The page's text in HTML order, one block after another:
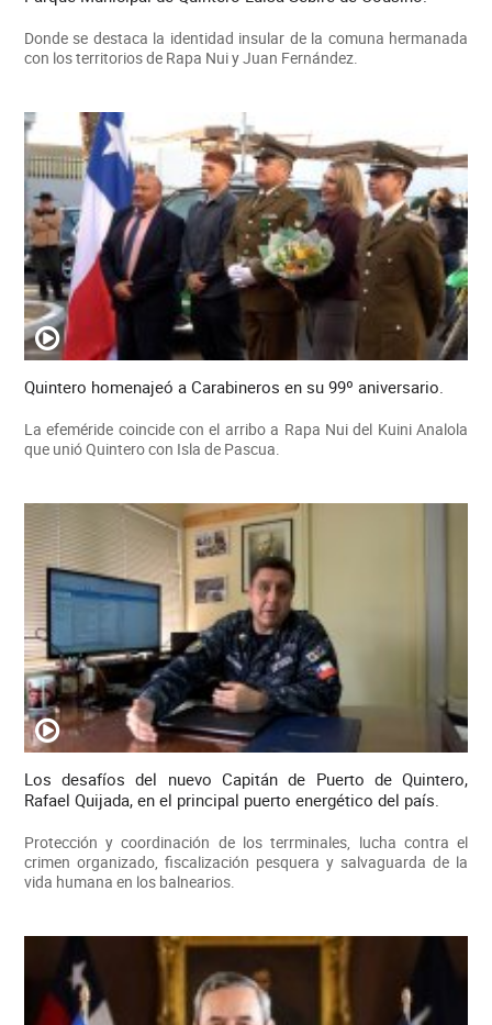
Donde se destaca la identidad insular de la comuna hermanada
con los territorios de Rapa Nui y Juan Fernández.
Quintero homenajeó a Carabineros en su 99º aniversario.
La efeméride coincide con el arribo a Rapa Nui del Kuini Analola
que unió Quintero con Isla de Pascua.
Los desafíos del nuevo Capitán de Puerto de Quintero,
Rafael Quijada, en el principal puerto energético del país.
Protección y coordinación de los terrminales, lucha contra el
crimen organizado, fiscalización pesquera y salvaguarda de la
vida humana en los balnearios.